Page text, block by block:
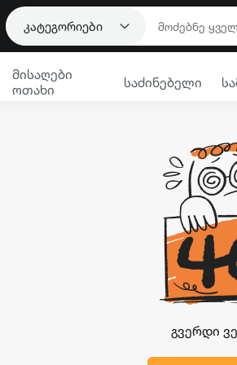
კატეგორიები
მისაღები
ოთახი
საძინებელი
გვერდი